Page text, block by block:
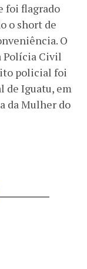
foi flagrado
o short de
O
Polícia Civil
policial foi
de Iguatu, em
da Mulher do